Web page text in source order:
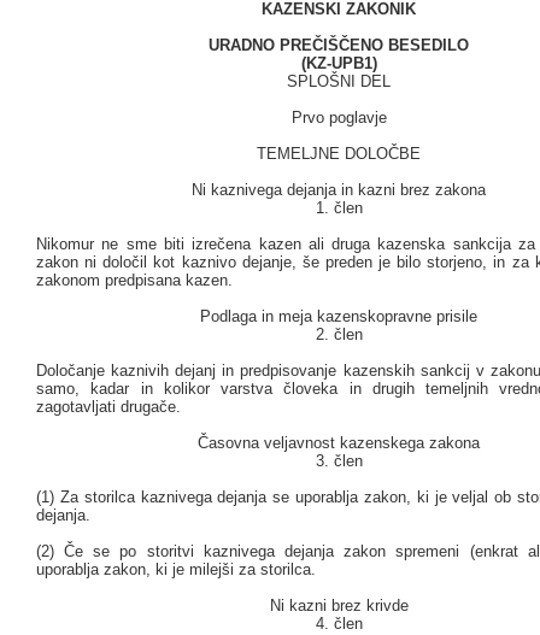
KAZENSKI ZAKONIK
URADNO PREČIŠČENO BESEDILO
(KZ-UPB1)
SPLOŠNI DEL
Prvo poglavje
TEMELJNE DOLOČBE
Ni kaznivega dejanja in kazni brez zakona
1. člen
Nikomur ne sme biti izrečena kazen ali druga kazenska sankcija
zakon ni določil kot kaznivo dejanje, še preden je bilo storjeno, in za
zakonom predpisana kazen.
Podlaga in meja kazenskopravne prisile
2. člen
Določanje kaznivih dejanj in predpisovanje kazenskih sankcij v
samo, kadar in kolikor varstva človeka in drugih temeljnih
zagotavljati drugače.
Časovna veljavnost kazenskega zakona
3. člen
(1) Za storilca kaznivega dejanja se uporablja zakon, ki je veljal ob
dejanja.
(2) Če se po storitvi kaznivega dejanja zakon spremeni (enkrat
uporablja zakon, ki je milejši za storilca.
Ni kazni brez krivde
4. člen